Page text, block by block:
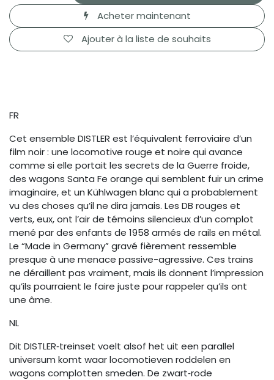
Acheter maintenant
Ajouter à la liste de souhaits
FR
Cet ensemble DISTLER est l’équivalent ferroviaire d’un
film noir : une locomotive rouge et noire qui avance
comme si elle portait les secrets de la Guerre froide,
des wagons Santa Fe orange qui semblent fuir un crime
imaginaire, et un Kühlwagen blanc qui a probablement
vu des choses qu’il ne dira jamais. Les DB rouges et
verts, eux, ont l’air de témoins silencieux d’un complot
mené par des enfants de 1958 armés de rails en métal.
Le “Made in Germany” gravé fièrement ressemble
presque à une menace passive-agressive. Ces trains
ne déraillent pas vraiment, mais ils donnent l’impression
qu’ils pourraient le faire juste pour rappeler qu’ils ont
une âme.
NL
Dit DISTLER‑treinset voelt alsof het uit een parallel
universum komt waar locomotieven roddelen en
wagons complotten smeden. De zwart‑rode